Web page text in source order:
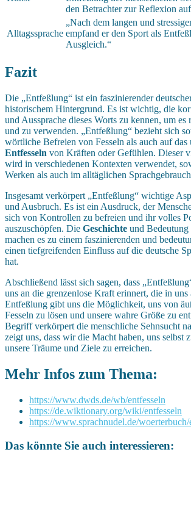
den Betrachter zur Reflexion
Alltagssprache
„Nach dem langen und
empfand er den Sport als
Ausgleich.“
Fazit
Die „Entfeßlung“ ist ein faszinierender
historischem Hintergrund. Es ist wichtig, die
und Aussprache dieses Worts zu kennen, um es
und zu verwenden. „Entfeßlung“ bezieht sich
wörtliche Befreien von Fesseln als auch auf das
Entfesseln von Kräften oder Gefühlen. Dieser
wird in verschiedenen Kontexten verwendet,
Werken als auch im alltäglichen
Insgesamt verkörpert „Entfeßlung“ wichtige
und Ausbruch. Es ist ein Ausdruck, der
sich von Kontrollen zu befreien und ihr volles
auszuschöpfen. Die Geschichte und
machen es zu einem faszinierenden und
einen tiefgreifenden Einfluss auf die deutsche
hat.
Abschließend lässt sich sagen, dass
uns an die grenzenlose Kraft erinnert, die in
Entfeßlung gibt uns die Möglichkeit, uns von
Fesseln zu lösen und unsere wahre Größe zu
Begriff verkörpert die menschliche Sehnsucht
zeigt uns, dass wir die Macht haben, uns selbst
unsere Träume und Ziele zu erreichen.
Mehr Infos zum Thema:
https://www.dwds.de/wb/entfesseln
https://de.wiktionary.org/wiki/entfesseln
https://www.sprachnudel.de/woerterbuch/
Das könnte Sie auch interessieren: